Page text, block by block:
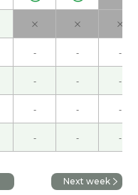
应该去那里。下次
间很快… 我的麻婆
豆腐。您去了的
吃😋今天真的有意
力学习。( 70代 男性
× × ×
- - -
- - -
- - -
- - -
Next week